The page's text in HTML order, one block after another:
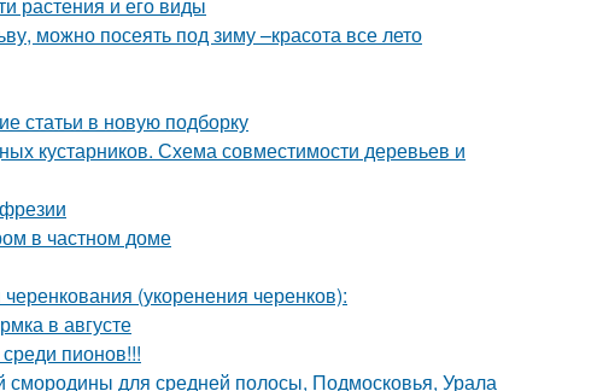
можно посеять под зиму –красота все лето
статьи в новую подборку
кустарников. Схема совместимости деревьев и
в частном доме
(укоренения черенков):
в августе
пионов!!!
смородины для средней полосы, Подмосковья, Урала